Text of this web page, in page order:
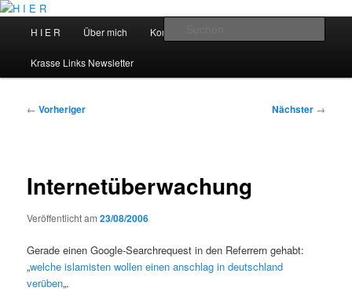
Zum
springenH I E R
H I E R Über mich Kontakt
Krasse Links Newsletter
Beitragsnavigation
← Vorheriger Nächster →
Internetüberwachung
Veröffentlicht am23/08/2006
Gerade einen Google-Searchrequest in den Referrern gehabt:
„welche islamisten wollen einen anschlag in deutschland
verüben„.